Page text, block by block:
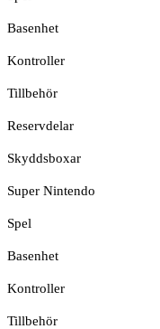
Basenhet
Kontroller
Tillbehör
Reservdelar
Skyddsboxar
Super Nintendo
Spel
Basenhet
Kontroller
Tillbehör